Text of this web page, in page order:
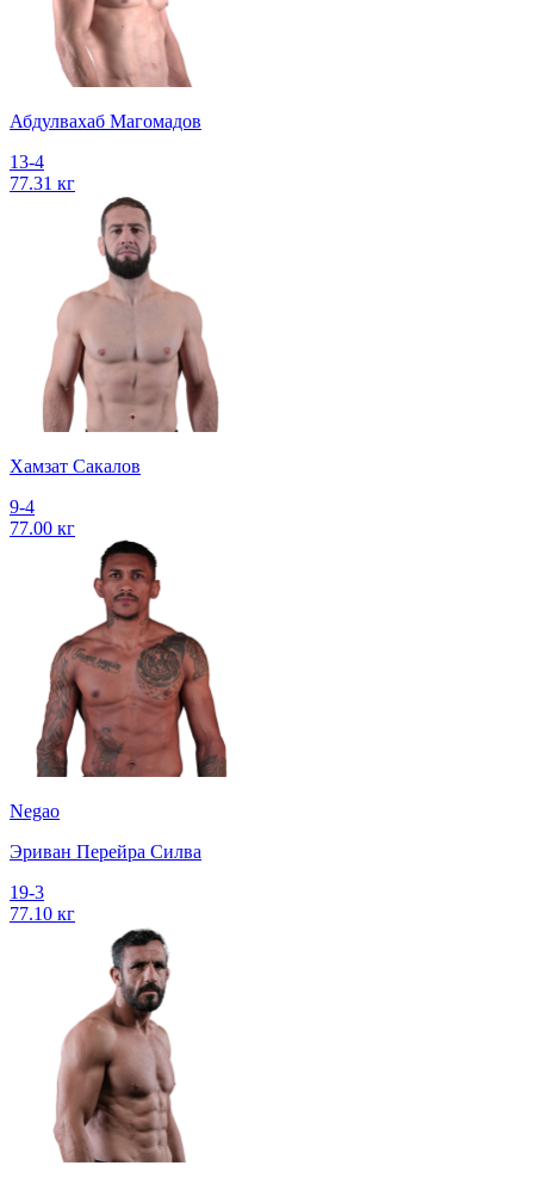
Абдулвахаб Магомадов
13-4
77.31 кг
Хамзат Сакалов
9-4
77.00 кг
Negao
Эриван Перейра Силва
19-3
77.10 кг